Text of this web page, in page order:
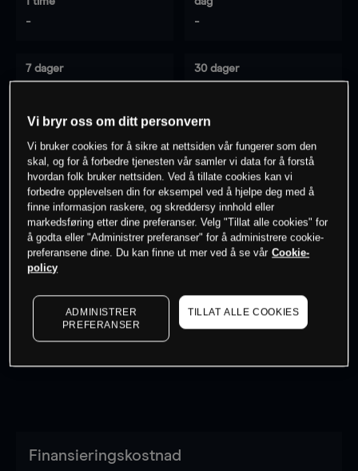
- -
7 dager 30 dager
0% av kunder erpå dette instrumentet
Søk om konto
Kursene er veiledende. to see latest market data
Finansieringskostnad
Vi bryr oss om ditt personvern
Vi bruker cookies for å sikre at nettsiden vår fungerer som den
skal, og for å forbedre tjenesten vår samler vi data for å forstå
hvordan folk bruker nettsiden. Ved å tillate cookies kan vi
forbedre opplevelsen din for eksempel ved å hjelpe deg med å
finne informasjon raskere, og skreddersy innhold eller
markedsføring etter dine preferanser. Velg "Tillat alle cookies" for
å godta eller "Administrer preferanser" for å administrere cookie-
preferansene dine. Du kan finne ut mer ved å se vår Cookie-
policy
ADMINISTRER
PREFERANSER
TILLAT ALLE COOKIES